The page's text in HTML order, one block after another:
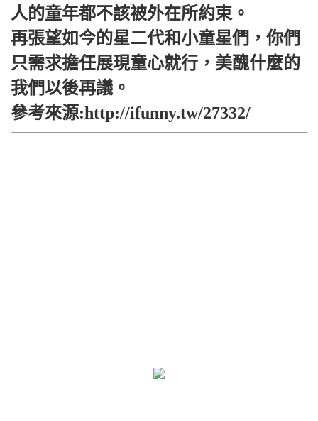
人的童年都不該被外在所約束。
再張望如今的星二代和小童星們，你們
只需求擔任展現童心就行，美醜什麼的
我們以後再議。
參考來源:http://ifunny.tw/27332/